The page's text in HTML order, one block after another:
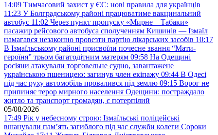
14:09 Тимчасовий захист у ЄС: нові правила для українців
11:23 У Болградському районі працюватиме вакцинальний
автобус 11:02 Через пункт пропуску «Мирне – Табаки»
пасажир рейсового автобуса сполученням Кишинів — Ізмаїл
намагався незаконно провезти партію лікарських засобів 10:17
В Ізмаїльському районі присвоїли почесне звання “Мати-
героїня” трьом багатодітним матерям 09:58 На Одещині
росіяни атакували торговельне судно, завантажене
українською пшеницею: загинув член екіпажу 09:44 В Одесі
під час руху автомобіль провалився під землю 09:15 Ворог не
припиняє терор мирного населення Одещини: постраждало
житло та транспорт громадян, є потерпілий
05/08/2026
17:49 Рік у небесному строю: Ізмаїльські поліцейські
вшанували пам’ять загиблого під час служби колеги Сороки